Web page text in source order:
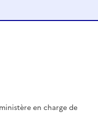
en charge de